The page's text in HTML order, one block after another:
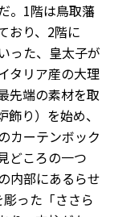
。1階は鳥取藩
おり、2階に
った、皇太子が
タリア産の大理
先端の素材を取
り）を始め、
カーテンボック
どころの一つ
内部にあるらせ
った「ささら